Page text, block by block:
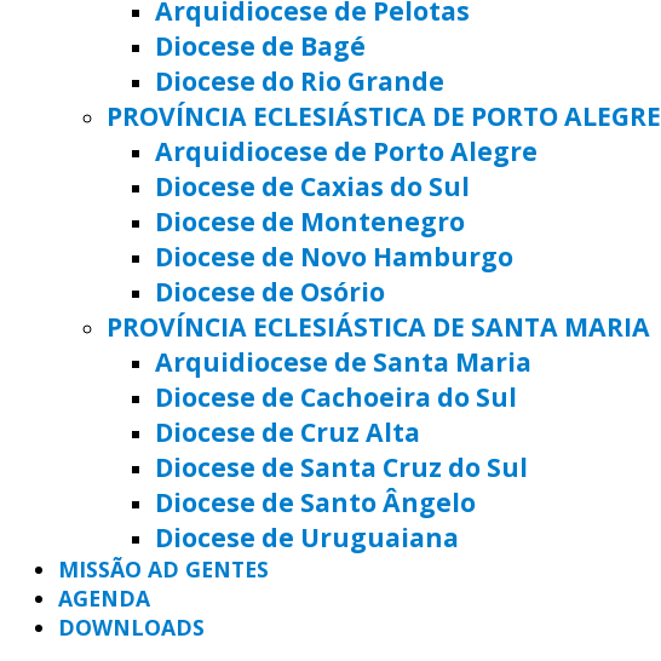
Arquidiocese de Pelotas
Diocese de Bagé
Diocese do Rio Grande
PROVÍNCIA ECLESIÁSTICA DE PORTO ALEGRE
Arquidiocese de Porto Alegre
Diocese de Caxias do Sul
Diocese de Montenegro
Diocese de Novo Hamburgo
Diocese de Osório
PROVÍNCIA ECLESIÁSTICA DE SANTA MARIA
Arquidiocese de Santa Maria
Diocese de Cachoeira do Sul
Diocese de Cruz Alta
Diocese de Santa Cruz do Sul
Diocese de Santo Ângelo
Diocese de Uruguaiana
MISSÃO AD GENTES
AGENDA
DOWNLOADS